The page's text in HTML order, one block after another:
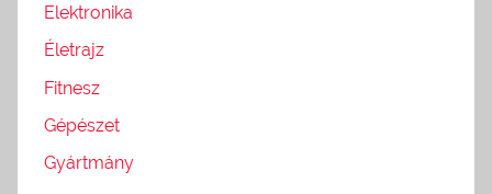
Elektronika
Életrajz
Fitnesz
Gépészet
Gyártmány